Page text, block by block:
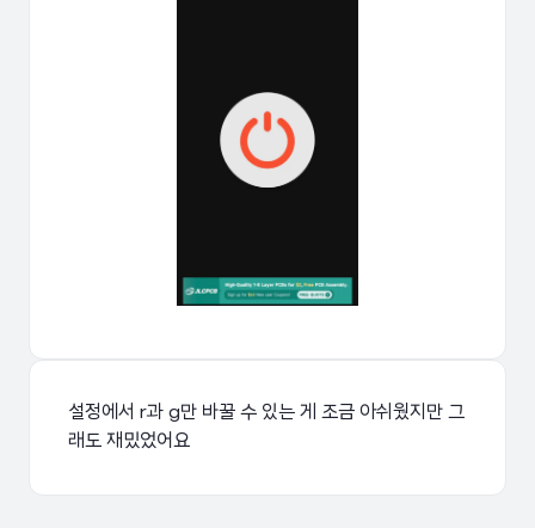
설정에서 r과 g만 바꿀 수 있는 게 조금 아쉬웠지만 그
래도 재밌었어요